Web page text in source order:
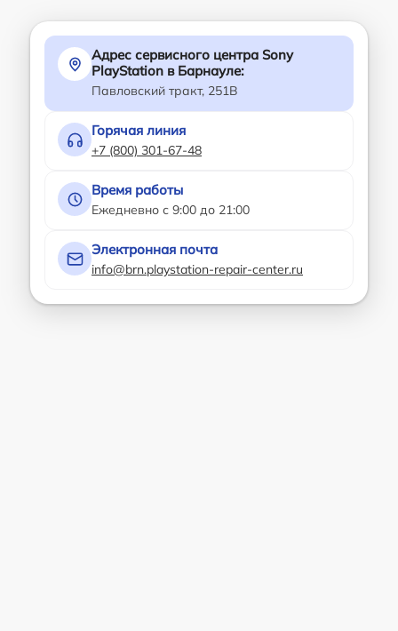
Адрес сервисного центра Sony
PlayStation в Барнауле:
Павловский тракт, 251В
Горячая линия
+7 (800) 301-67-48
Время работы
Ежедневно с 9:00 до 21:00
Электронная почта
info@brn.playstation-repair-center.ru